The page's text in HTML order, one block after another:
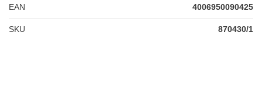
EAN 4006950090425
SKU 870430/1